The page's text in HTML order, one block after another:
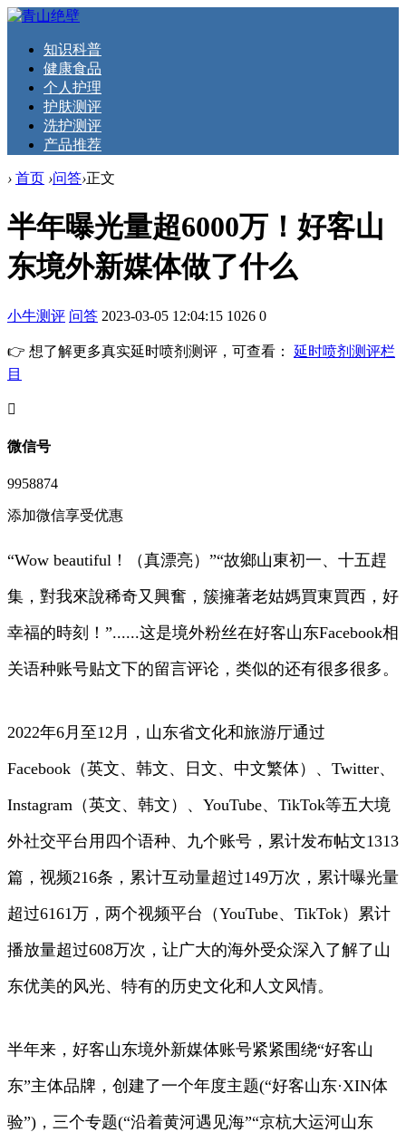
知识科普
健康食品
个人护理
护肤测评
洗护测评
产品推荐
› 首页 ›问答›正文
半年曝光量超6000万！好客山
东境外新媒体做了什么
小牛测评 问答 2023-03-05 12:04:15 1026 0
👉 想了解更多真实延时喷剂测评，可查看： 延时喷剂测评栏
目
󦘖
微信号
9958874
添加微信享受优惠
“Wow beautiful！（真漂亮）”“故鄉山東初一、十五趕
集，對我來說稀奇又興奮，簇擁著老姑媽買東買西，好
幸福的時刻！”......这是境外粉丝在好客山东Facebook相
关语种账号贴文下的留言评论，类似的还有很多很多。
2022年6月至12月，山东省文化和旅游厅通过
Facebook（英文、韩文、日文、中文繁体）、Twitter、
Instagram（英文、韩文）、YouTube、TikTok等五大境
外社交平台用四个语种、九个账号，累计发布帖文1313
篇，视频216条，累计互动量超过149万次，累计曝光量
超过6161万，两个视频平台（YouTube、TikTok）累计
播放量超过608万次，让广大的海外受众深入了解了山
东优美的风光、特有的历史文化和人文风情。
半年来，好客山东境外新媒体账号紧紧围绕“好客山
东”主体品牌，创建了一个年度主题(“好客山东·XIN体
验”)，三个专题(“沿着黄河遇见海”“京杭大运河山东